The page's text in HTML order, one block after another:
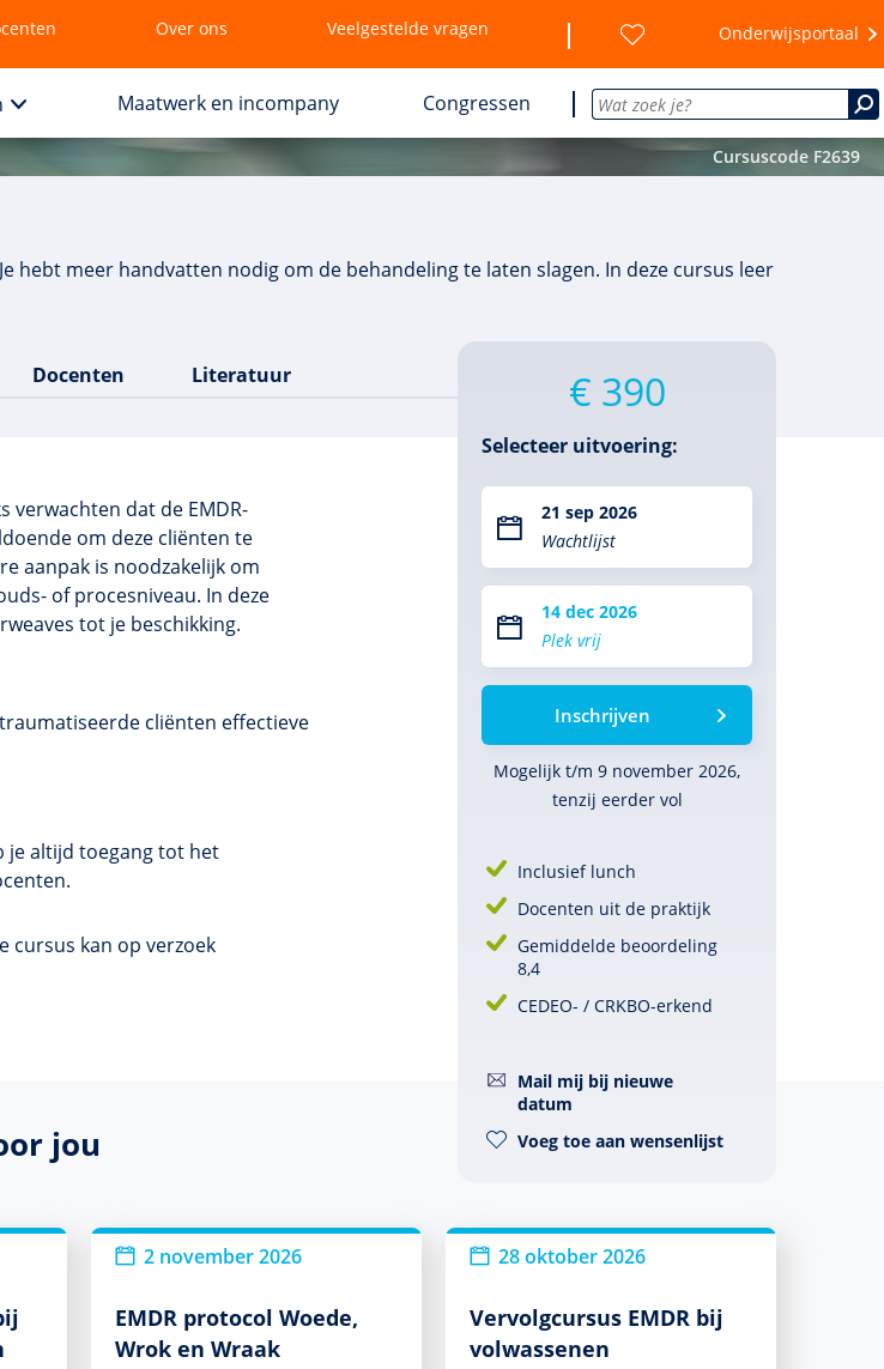
Over ons Veelgestelde vragen Onderwijsportaal
Maatwerk en incompany Congressen
Cursuscode F2639
hebt meer handvatten nodig om de behandeling te laten slagen. In deze cursus leer
€ 390
Selecteer uitvoering:
21 sep 2026
Wachtlijst
14 dec 2026
Plek vrij
Inschrijven
Mogelijk t/m 9 november 2026,
tenzij eerder vol
Inclusief lunch
Docenten uit de praktijk
Gemiddelde beoordeling
8,4
CEDEO- / CRKBO-erkend
Mail mij bij nieuwe
datum
Voeg toe aan wensenlijst
Docenten Literatuur
verwachten dat de EMDR-
om deze cliënten te
aanpak is noodzakelijk om
of procesniveau. In deze
tot je beschikking.
cliënten effectieve
je altijd toegang tot het
cursus kan op verzoek
jou
2 november 2026
EMDR protocol Woede,
Wrok en Wraak
28 oktober 2026
Vervolgcursus EMDR bij
volwassenen